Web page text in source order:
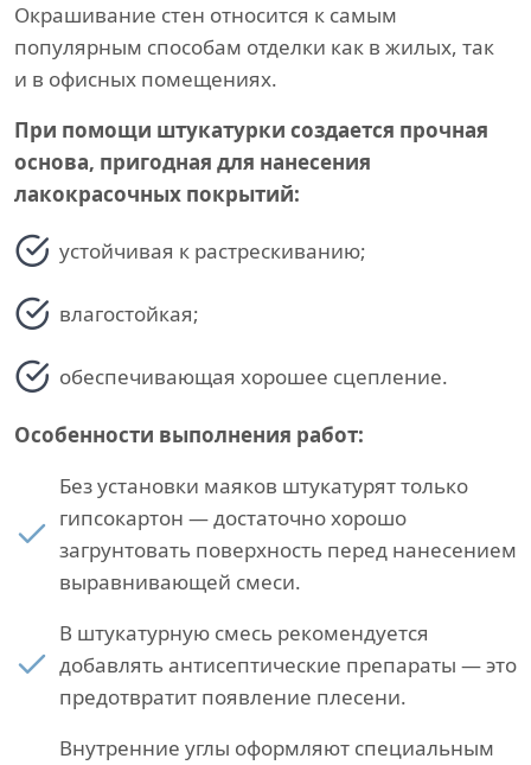
Окрашивание стен относится к самым
популярным способам отделки как в жилых, так
и в офисных помещениях.
При помощи штукатурки создается прочная
основа, пригодная для нанесения
лакокрасочных покрытий:
устойчивая к растрескиванию;
влагостойкая;
обеспечивающая хорошее сцепление.
Особенности выполнения работ:
Без установки маяков штукатурят только
гипсокартон — достаточно хорошо
загрунтовать поверхность перед нанесением
выравнивающей смеси.
В штукатурную смесь рекомендуется
добавлять антисептические препараты — это
предотвратит появление плесени.
Внутренние углы оформляют специальным